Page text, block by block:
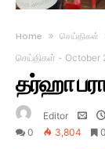
Home செய்திகள்
செய்திகள் - October
தர்ஹா
Editor
0
3,804